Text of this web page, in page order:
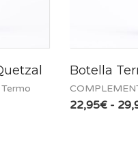
Botella
22,95€ -